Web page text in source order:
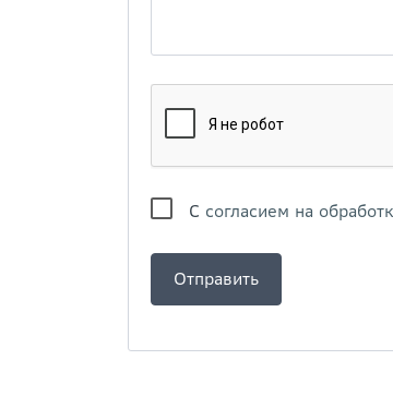
С согласием на